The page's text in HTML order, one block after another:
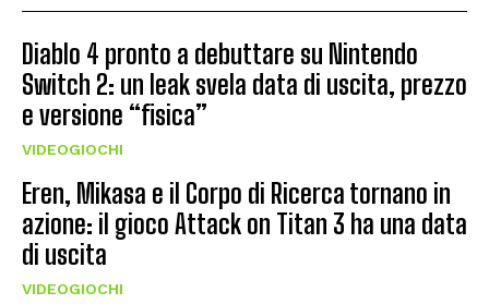
Diablo 4 pronto a debuttare su Nintendo
Switch 2: un leak svela data di uscita, prezzo
e versione “fisica”
VIDEOGIOCHI
Eren, Mikasa e il Corpo di Ricerca tornano in
azione: il gioco Attack on Titan 3 ha una data
di uscita
VIDEOGIOCHI